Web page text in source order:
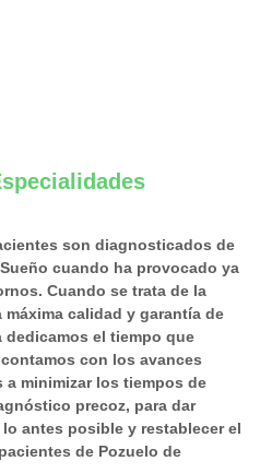
satis
ano
ños
o.
Conf
orta
muc
ho a
los
que
las
o
que
esp
erar
y
todo
ha
sido
son diagnosticados de
cuando ha provocado ya
Cuando se trata de la
calidad y garantía de
el tiempo que
con los avances
minimizar los tiempos de
precoz, para dar
antes posible y restablecer el
de Pozuelo de